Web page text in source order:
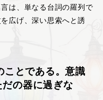
は、単なる台詞の羅列で
広げ、深い思索へと誘
とである。意識
の器に過ぎな